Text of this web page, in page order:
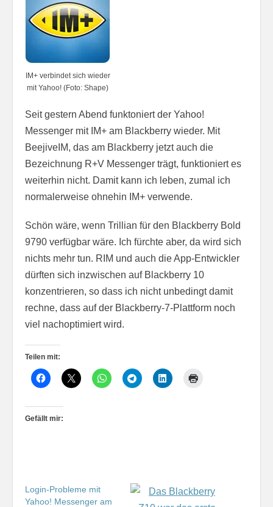
IM+ verbindet sich wieder
mit Yahoo! (Foto: Shape)
Seit gestern Abend funktoniert der Yahoo!
Messenger mit IM+ am Blackberry wieder. Mit
BeejiveIM, das am Blackberry jetzt auch die
Bezeichnung R+V Messenger trägt, funktioniert es
weiterhin nicht. Damit kann ich leben, zumal ich
normalerweise ohnehin IM+ verwende.
Schön wäre, wenn Trillian für den Blackberry Bold
9790 verfügbar wäre. Ich fürchte aber, da wird sich
nichts mehr tun. RIM und auch die App-Entwickler
dürften sich inzwischen auf Blackberry 10
konzentrieren, so dass ich nicht unbedingt damit
rechne, dass auf der Blackberry-7-Plattform noch
viel nachoptimiert wird.
Teilen mit:
Gefällt mir:
Login-Probleme mit
Yahoo! Messenger am